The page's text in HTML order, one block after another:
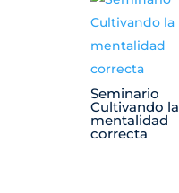
Seminario
Cultivando la
mentalidad
correcta